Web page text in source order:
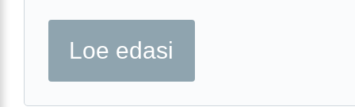
Loe edasi